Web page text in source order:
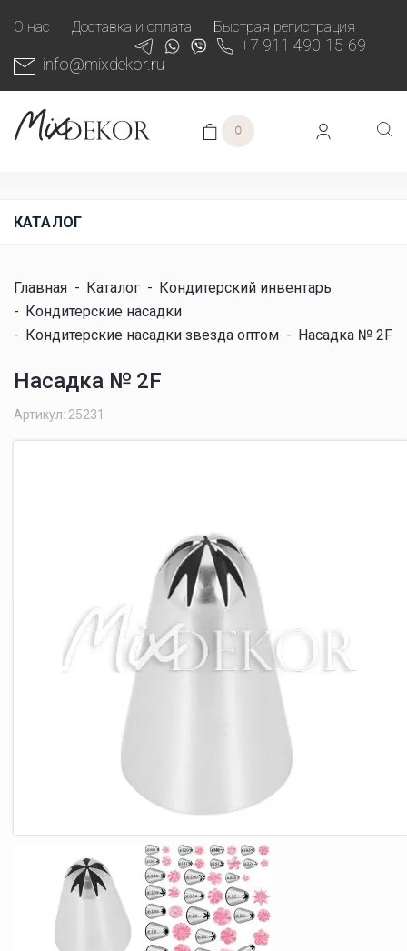
О нас Доставка и оплата Быстрая регистрация
+7 911 490-15-69
info@mixdekor.ru
0
КАТАЛОГ
Главная - Каталог - Кондитерский инвентарь
- Кондитерские насадки
- Кондитерские насадки звезда оптом - Насадка № 2F
Насадка № 2F
Артикул: 25231